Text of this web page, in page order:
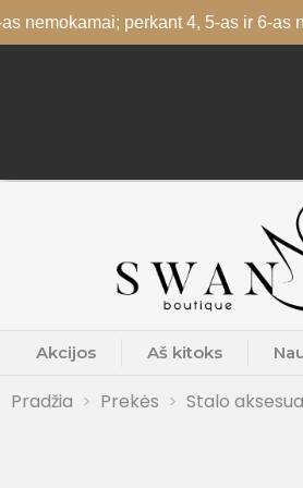
perkant 4, 5-as ir 6-as
Akcijos Aš kitoks
Pradžia Prekės Stalo